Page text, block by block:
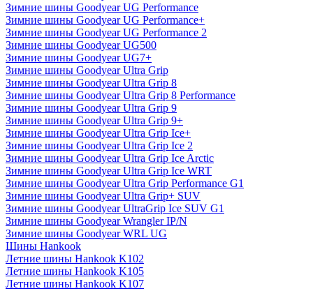
Зимние шины Goodyear UG Performance
Зимние шины Goodyear UG Performance+
Зимние шины Goodyear UG Performance 2
Зимние шины Goodyear UG500
Зимние шины Goodyear UG7+
Зимние шины Goodyear Ultra Grip
Зимние шины Goodyear Ultra Grip 8
Зимние шины Goodyear Ultra Grip 8 Performance
Зимние шины Goodyear Ultra Grip 9
Зимние шины Goodyear Ultra Grip 9+
Зимние шины Goodyear Ultra Grip Ice+
Зимние шины Goodyear Ultra Grip Ice 2
Зимние шины Goodyear Ultra Grip Ice Arctic
Зимние шины Goodyear Ultra Grip Ice WRT
Зимние шины Goodyear Ultra Grip Performance G1
Зимние шины Goodyear Ultra Grip+ SUV
Зимние шины Goodyear UltraGrip Ice SUV G1
Зимние шины Goodyear Wrangler IP/N
Зимние шины Goodyear WRL UG
Шины Hankook
Летние шины Hankook K102
Летние шины Hankook K105
Летние шины Hankook K107